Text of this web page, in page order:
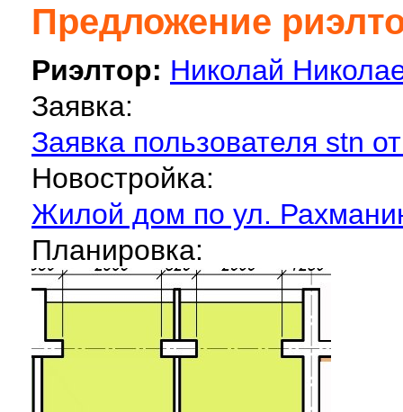
Предложение
Риэлтор: Николай
Заявка:
Заявка пользователя stn
Новостройка:
Жилой дом по ул.
Планировка: